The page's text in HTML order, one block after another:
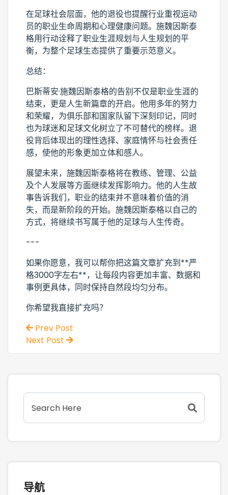
在足球社会层面，他的退役也提醒行业重视运动
员的职业生命周期和心理健康问题。施魏因斯泰
格用行动诠释了职业生涯规划与人生规划的平
衡，为整个足球生态提供了重要示范意义。
总结：
巴斯蒂安·施魏因斯泰格的告别不仅是职业生涯的
结束，更是人生新篇章的开启。他用多年的努力
和荣耀，为俱乐部和国家队留下深刻印记，同时
也为球迷和足球文化树立了不可替代的榜样。退
役背后体现出的理性选择、家庭情怀与社会责任
感，使他的形象更加立体和感人。
展望未来，施魏因斯泰格将在教练、管理、公益
及个人发展等方面继续发挥影响力。他的人生故
事告诉我们，职业的结束并不意味着价值的消
失，而是新阶段的开始。施魏因斯泰格以自己的
方式，将继续书写属于他的足球与人生传奇。
---
如果你愿意，我可以帮你把这篇文章扩充到**严
格3000字左右**，让每段内容更加丰富、数据和
事例更具体，同时保持自然段均匀分布。
你希望我直接扩充吗？
Prev Post
Next Post
导航